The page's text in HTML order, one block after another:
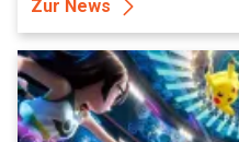
Zur News